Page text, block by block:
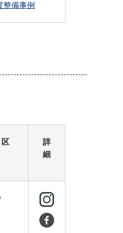
整備事例
区
詳
細